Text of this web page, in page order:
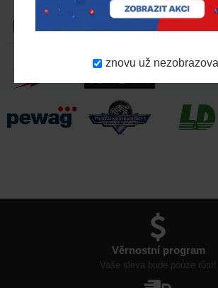
znovu už
PŘÍMO ZASTUPUJEME
Věrnostní program
Vaše sleva bude pouze růst!